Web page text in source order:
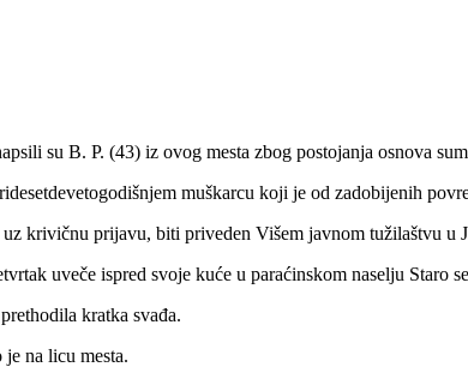
su B. P. (43) iz ovog mesta zbog postojanja osnova
muškarcu koji je od zadobijenih
krivičnu prijavu, biti priveden Višem javnom tužilaštvu u
uveče ispred svoje kuće u paraćinskom naselju Staro
kratka svađa.
na licu mesta.